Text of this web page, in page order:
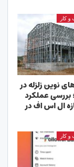
کار
نوین زلزله در
بررسی عملکرد
ال اس اف در
کار